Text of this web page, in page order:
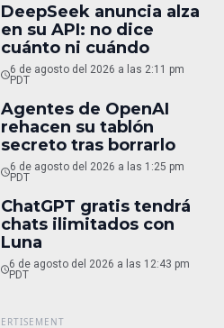
DeepSeek anuncia alza
en su API: no dice
cuánto ni cuándo
6 de agosto del 2026 a las 2:11 pm
PDT
Agentes de OpenAI
rehacen su tablón
secreto tras borrarlo
6 de agosto del 2026 a las 1:25 pm
PDT
ChatGPT gratis tendrá
chats ilimitados con
Luna
6 de agosto del 2026 a las 12:43 pm
PDT